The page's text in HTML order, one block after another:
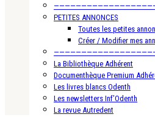
PETITES ANNONCES
Toutes les petites
Créer / Modifier mes
La Bibliothèque Adhérent
Documenthèque Premium
Les livres blancs Odenth
Les newsletters Inf’Odenth
La revue Autredent